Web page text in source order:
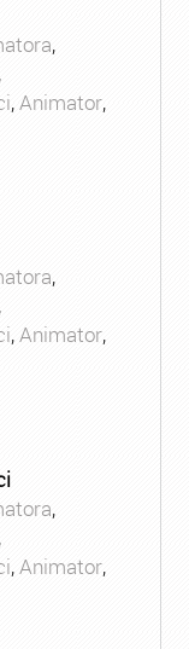
,
,Animator,
,
,Animator,
,
,Animator,